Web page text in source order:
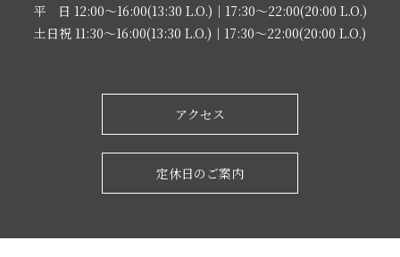
平 日 12:00～16:00(13:30 L.O.)｜17:30～22:00(20:00 L.O.)
土日祝 11:30～16:00(13:30 L.O.)｜17:30～22:00(20:00 L.O.)
アクセス
定休日のご案内